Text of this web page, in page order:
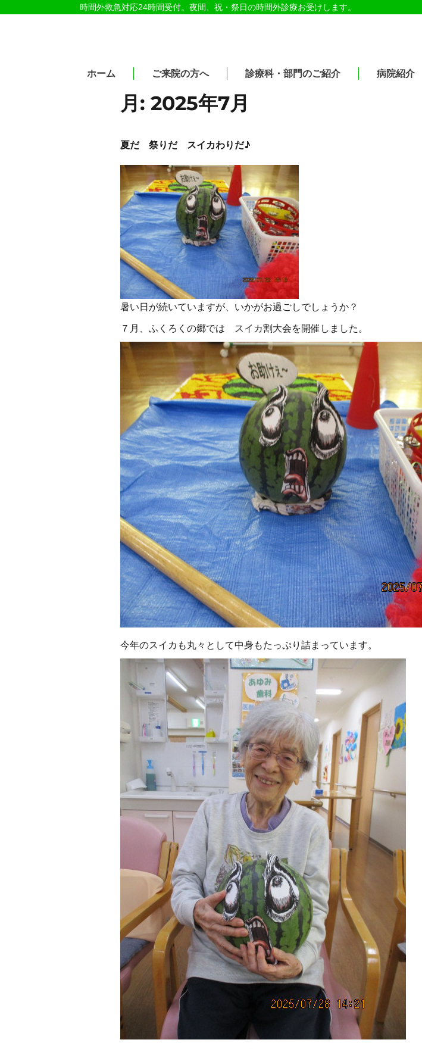
時間外救急対応24時間受付。夜間、祝・祭日の時間外診療お受けします。
ホーム ご来院の方へ 診療科・部門のご紹介 病院紹介
月: 2025年7月
夏だ 祭りだ スイカわりだ♪
暑い日が続いていますが、いかがお過ごしでしょうか？
７月、ふくろくの郷では スイカ割大会を開催しました。
今年のスイカも丸々として中身もたっぷり詰まっています。